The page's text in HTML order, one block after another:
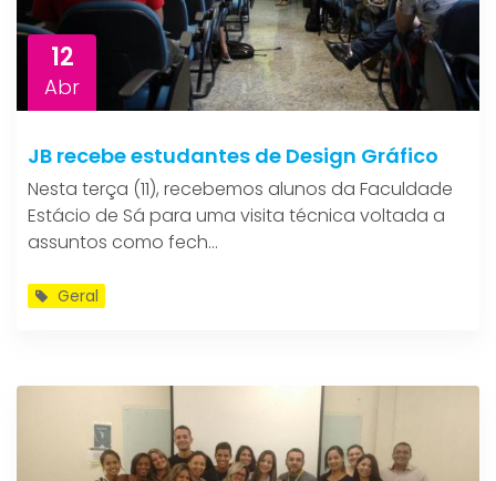
12
Abr
JB recebe estudantes de Design Gráfico
Nesta terça (11), recebemos alunos da Faculdade
Estácio de Sá para uma visita técnica voltada a
assuntos como fech...
Geral